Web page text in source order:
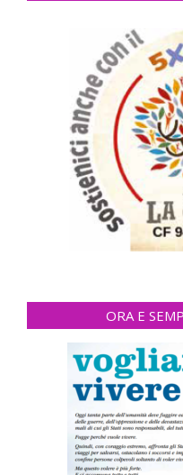
ORA E